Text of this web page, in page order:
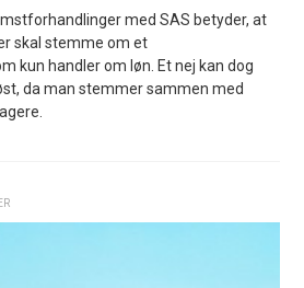
med SAS betyder, at
skal stemme om et
kun handler om løn. Et nej kan dog
da man stemmer sammen med